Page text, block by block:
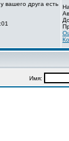
вашего друга есть
Имя: